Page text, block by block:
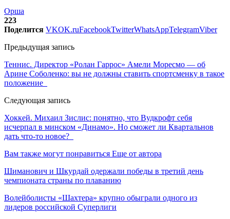
Орша
223
Поделится VKOK.ruFacebookTwitterWhatsAppTelegramViber
Предыдущая запись
Теннис. Директор «Ролан Гаррос» Амели Моресмо — об
Арине Соболенко: вы не должны ставить спортсменку в такое
положение
Следующая запись
Хоккей. Михаил Зислис: понятно, что Вудкрофт себя
исчерпал в минском «Динамо». Но сможет ли Квартальнов
дать что-то новое?
Вам также могут понравиться Еще от автора
Шиманович и Шкурдай одержали победы в третий день
чемпионата страны по плаванию
Волейболисты «Шахтера» крупно обыграли одного из
лидеров российской Суперлиги